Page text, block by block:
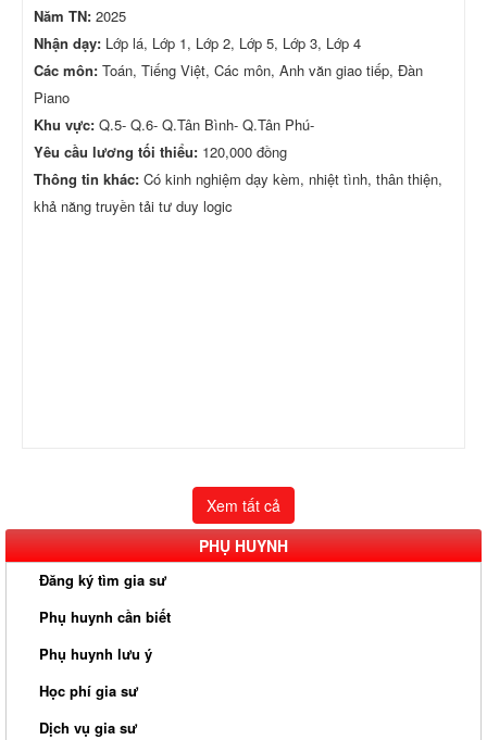
Năm TN: 2025
Nhận dạy: Lớp lá, Lớp 1, Lớp 2, Lớp 5, Lớp 3, Lớp 4
Các môn: Toán, Tiếng Việt, Các môn, Anh văn giao tiếp, Đàn
Piano
Khu vực: Q.5- Q.6- Q.Tân Bình- Q.Tân Phú-
Yêu cầu lương tối thiểu: 120,000 đồng
Thông tin khác: Có kinh nghiệm dạy kèm, nhiệt tình, thân thiện,
khả năng truyền tải tư duy logic
Xem tất cả
PHỤ HUYNH
Đăng ký tìm gia sư
Phụ huynh cần biết
Phụ huynh lưu ý
Học phí gia sư
Dịch vụ gia sư